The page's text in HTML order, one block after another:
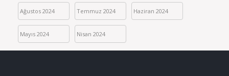
Ağustos 2024 Temmuz 2024 Haziran 2024
Mayıs 2024 Nisan 2024